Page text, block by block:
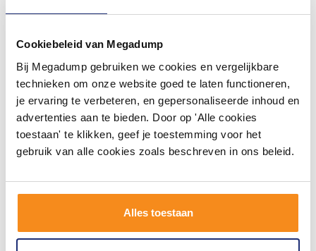
Cookiebeleid van Megadump
Bij Megadump gebruiken we cookies en vergelijkbare
technieken om onze website goed te laten functioneren,
je ervaring te verbeteren, en gepersonaliseerde inhoud en
advertenties aan te bieden. Door op 'Alle cookies
toestaan' te klikken, geef je toestemming voor het
gebruik van alle cookies zoals beschreven in ons beleid.
Alles toestaan
#mijndroombadkamer
Wij geloven in de kracht van delen. Deel jouw
badkamer op Instagram met #mijndroombadkamer
en tag @megadumpnl. Samen bouwen we een
inspirerende omgeving vol met unieke
badkamerstijlen. Doe je mee?